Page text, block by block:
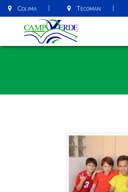
Colima Tecomán